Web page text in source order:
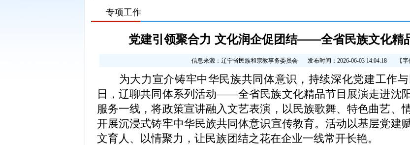
>>
专项工作
党建引领聚合力 文化润企促团结——全省民族文化精
信息来源：辽宁省民族和宗教事务委员会 发布时间：2026-06-03 14:04:18 【
为大力宣介铸牢中华民族共同体意识，持续深化党建工作与
日，辽聊共同体系列活动——全省民族文化精品节目展演走进沈
服务一线，将政策宣讲融入文艺表演，以民族歌舞、特色曲艺、
开展沉浸式铸牢中华民族共同体意识宣传教育。活动以基层党建
文育人、以情聚力，让民族团结之花在企业一线常开长艳。